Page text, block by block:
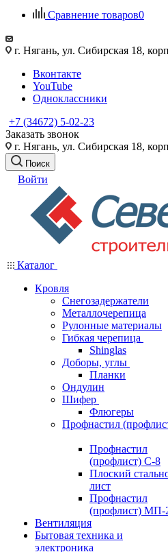
Сравнение товаров0
г. Нягань, ул. Сибирская 18,
Вконтакте
YouTube
Одноклассники
+7 (34672) 5-02-23
Заказать звонок
г. Нягань, ул. Сибирская 18,
Поиск
Войти
Каталог
Кровля
Снегозадержатели
Металлочерепица
Рулонные материалы
Гибкая черепица
Shinglas
Доборы, углы
Планки
Ондулин
Шифер
Флюгеры
Профнастил
Профнастил
(профлист) С-8
Плоский
лист
Профнастил
(профлист) МП-
Вентиляция
Бытовая техника и
электроника